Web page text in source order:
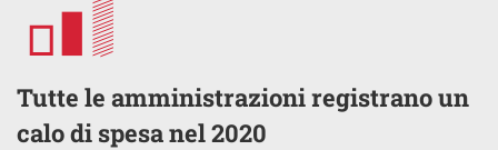
Tutte le amministrazioni registrano un
calo di spesa nel 2020